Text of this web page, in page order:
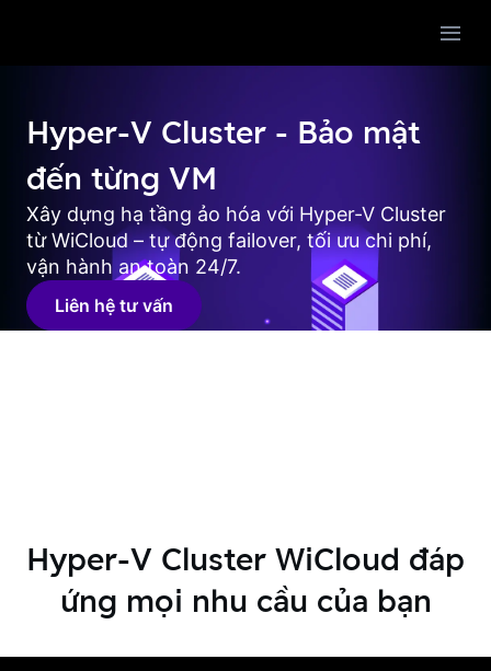
Proxmox
Hyper-V cluster
VmWare
Openstack
Cloudstack
Platform
Kubernetes
VPS
VDI
Storage
Object storage (Services)
File storage (SMB/NFS)
Block Storage (ISCSI)
Network
VPN
CDN
Application
Kafka
Liên hệ
Hyper-V Cluster - Bảo mật
đến từng VM
Xây dựng hạ tầng ảo hóa với Hyper-V Cluster
từ WiCloud – tự động failover, tối ưu chi phí,
vận hành an toàn 24/7.
Liên hệ tư vấn
Hyper-V Cluster WiCloud đáp
ứng mọi nhu cầu của bạn